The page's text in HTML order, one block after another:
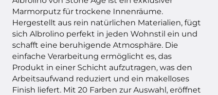
Marmorputz für trockene Innenräume.
Hergestellt aus rein natürlichen Materialien, fügt
sich Albrolino perfekt in jeden Wohnstil ein und
schafft eine beruhigende Atmosphäre. Die
einfache Verarbeitung ermöglicht es, das
Produkt in einer Schicht aufzutragen, was den
Arbeitsaufwand reduziert und ein makelloses
Finish liefert. Mit 20 Farben zur Auswahl, eröffnet